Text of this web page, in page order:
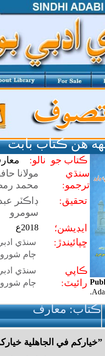
ڪتاب:معارف
”خيارکم في الجاهلية